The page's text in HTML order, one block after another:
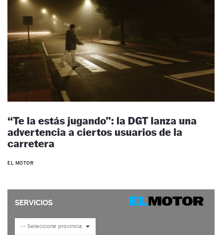
“Te la estás jugando”: la DGT lanza una
advertencia a ciertos usuarios de la
carretera
EL MOTOR